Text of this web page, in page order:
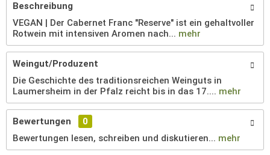
Beschreibung
VEGAN | Der Cabernet Franc "Reserve" ist ein gehaltvoller
Rotwein mit intensiven Aromen nach... mehr
Weingut/Produzent
Die Geschichte des traditionsreichen Weinguts in
Laumersheim in der Pfalz reicht bis in das 17.... mehr
Bewertungen
0
Bewertungen lesen, schreiben und diskutieren... mehr